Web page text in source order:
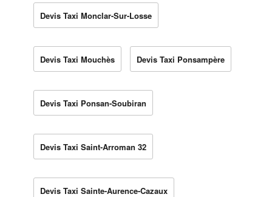
Devis Taxi Monclar-Sur-Losse
Devis Taxi Mouchès Devis Taxi Ponsampère
Devis Taxi Ponsan-Soubiran
Devis Taxi Saint-Arroman 32
Devis Taxi Sainte-Aurence-Cazaux